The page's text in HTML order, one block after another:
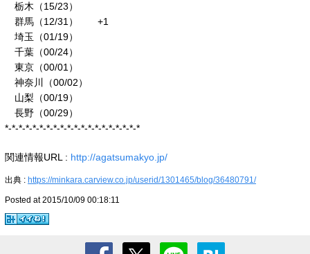
栃木（15/23）
群馬（12/31） +1
埼玉（01/19）
千葉（00/24）
東京（00/01）
神奈川（00/02）
山梨（00/19）
長野（00/29）
*-*-*-*-*-*-*-*-*-*-*-*-*-*-*-*-*-*-*-*
関連情報URL : http://agatsumakyo.jp/
出典 : https://minkara.carview.co.jp/userid/1301465/blog/36480791/
Posted at 2015/10/09 00:18:11